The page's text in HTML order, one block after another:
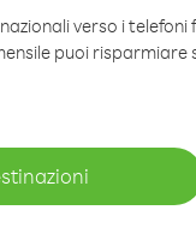
verso i telefoni
puoi